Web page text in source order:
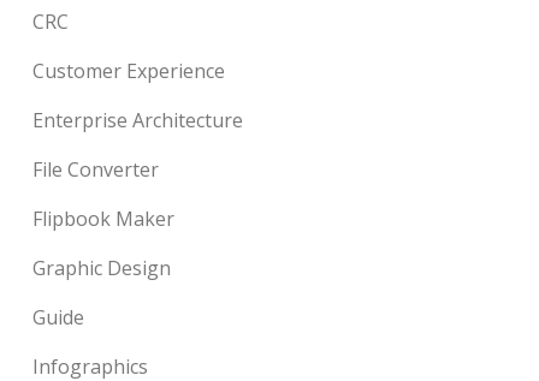
CRC
Customer Experience
Enterprise Architecture
File Converter
Flipbook Maker
Graphic Design
Guide
Infographics